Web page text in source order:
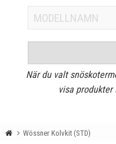
När du valt
visa
Wössner Kolvkit (STD)